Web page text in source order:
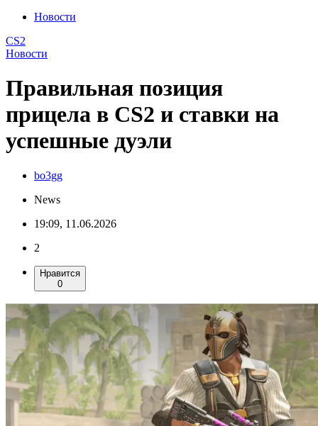
Новости
CS2
Новости
Правильная позиция
прицела в CS2 и ставки на
успешные дуэли
bo3gg
News
19:09, 11.06.2026
2
Нравится
0